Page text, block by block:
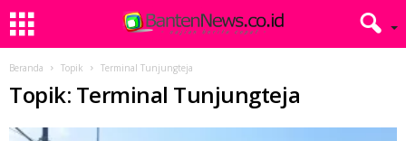
Beranda Topik Terminal Tunjungteja
Topik: Terminal Tunjungteja